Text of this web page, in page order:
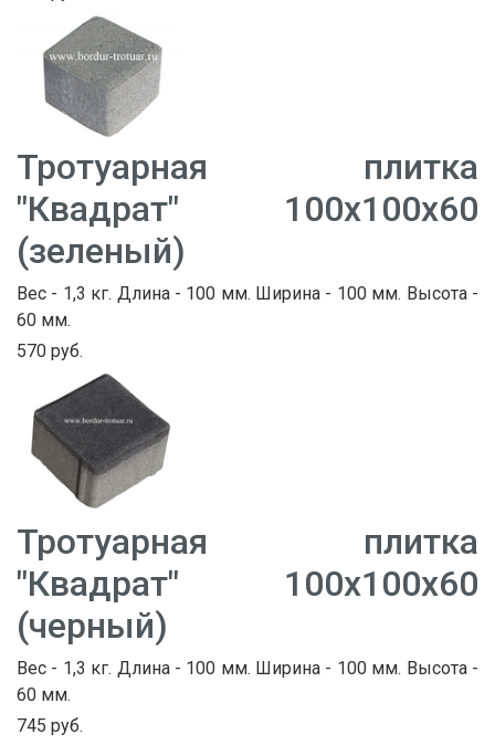
Тротуарная плитка
"Квадрат" 100х100х60
(зеленый)
Вес - 1,3 кг. Длина - 100 мм. Ширина - 100 мм. Высота -
60 мм.
570 руб.
Тротуарная плитка
"Квадрат" 100х100х60
(черный)
Вес - 1,3 кг. Длина - 100 мм. Ширина - 100 мм. Высота -
60 мм.
745 руб.